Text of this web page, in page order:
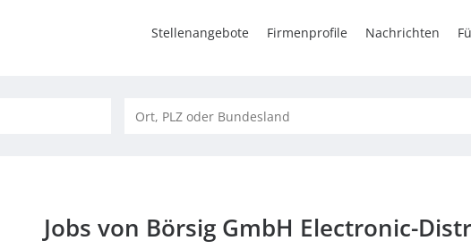
Stellenangebote Firmenprofile Nachrichten
Jobs von Börsig GmbH Electronic-